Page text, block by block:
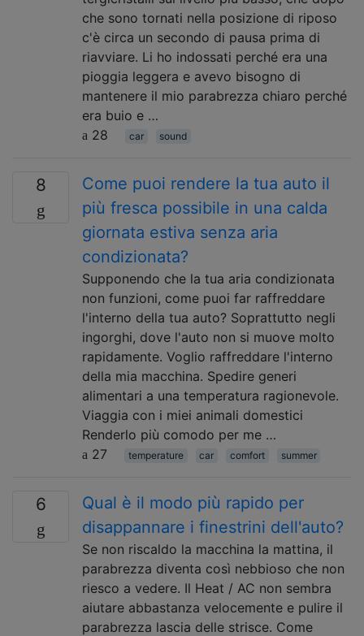
che sono tornati nella posizione di riposo
c'è circa un secondo di pausa prima di
riavviare. Li ho indossati perché era una
pioggia leggera e avevo bisogno di
mantenere il mio parabrezza chiaro perché
era buio e …
28
car sound
8
Come puoi rendere la tua auto il
più fresca possibile in una calda
giornata estiva senza aria
condizionata?
Supponendo che la tua aria condizionata
non funzioni, come puoi far raffreddare
l'interno della tua auto? Soprattutto negli
ingorghi, dove l'auto non si muove molto
rapidamente. Voglio raffreddare l'interno
della mia macchina. Spedire generi
alimentari a una temperatura ragionevole.
Viaggia con i miei animali domestici
Renderlo più comodo per me …
27
temperature car comfort summer
6
Qual è il modo più rapido per
disappannare i finestrini dell'auto?
Se non riscaldo la macchina la mattina, il
parabrezza diventa così nebbioso che non
riesco a vedere. Il Heat / AC non sembra
aiutare abbastanza velocemente e pulire il
parabrezza lascia delle strisce. Come